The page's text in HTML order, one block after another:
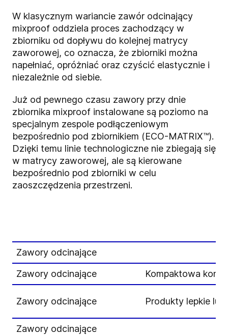
W klasycznym wariancie zawór odcinający
mixproof oddziela proces zachodzący w
zbiorniku od dopływu do kolejnej matrycy
zaworowej, co oznacza, że zbiorniki można
napełniać, opróżniać oraz czyścić elastycznie i
niezależnie od siebie.
Już od pewnego czasu zawory przy dnie
zbiornika mixproof instalowane są poziomo na
specjalnym zespole podłączeniowym
bezpośrednio pod zbiornikiem (ECO-MATRIX™).
Dzięki temu linie technologiczne nie zbiegają się
w matrycy zaworowej, ale są kierowane
bezpośrednio pod zbiorniki w celu
zaoszczędzenia przestrzeni.
Zawory odcinające
Zawory odcinające
Kompaktowa
Zawory odcinające Produkty lepkie
Zawory odcinające